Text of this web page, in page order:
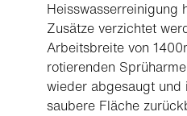
Heisswasserreinigung
Zusätze verzichtet
Arbeitsbreite von
rotierenden
wieder abgesaugt und
saubere Fläche